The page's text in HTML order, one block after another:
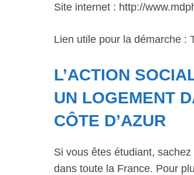
Site internet : http://
Lien utile pour la démarche :
L’ACTION
UN LOGEMENT
CÔTE D’AZUR
Si vous êtes étudiant,
dans toute la France. Pour